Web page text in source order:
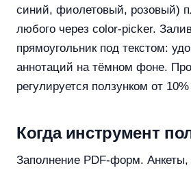
синий, фиолетовый, розовый)
любого через color-picker.
прямоугольник под текстом:
аннотаций на тёмном фоне.
регулируется ползунком от
Когда инструмент
Заполнение PDF-форм. Анкеты,